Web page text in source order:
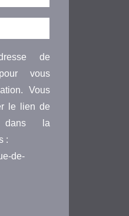
de
vous
Vous
le lien de
dans la
:
de-